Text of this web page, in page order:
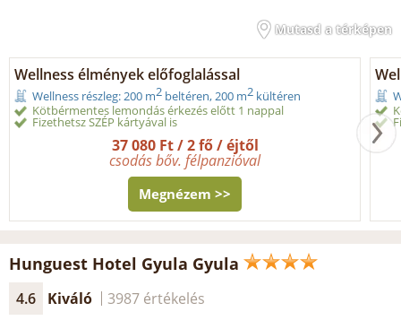
Mutasd a térképen
Wellness élmények előfoglalással
Wellness részleg: 200 m2 beltéren, 200 m2 kültéren
Kötbérmentes lemondás érkezés előtt 1 nappal
Fizethetsz SZÉP kártyával is
37 080 Ft / 2 fő / éjtől
csodás bőv. félpanzióval
Megnézem >>
Hunguest Hotel Gyula Gyula
4.6 Kiváló 3987 értékelés